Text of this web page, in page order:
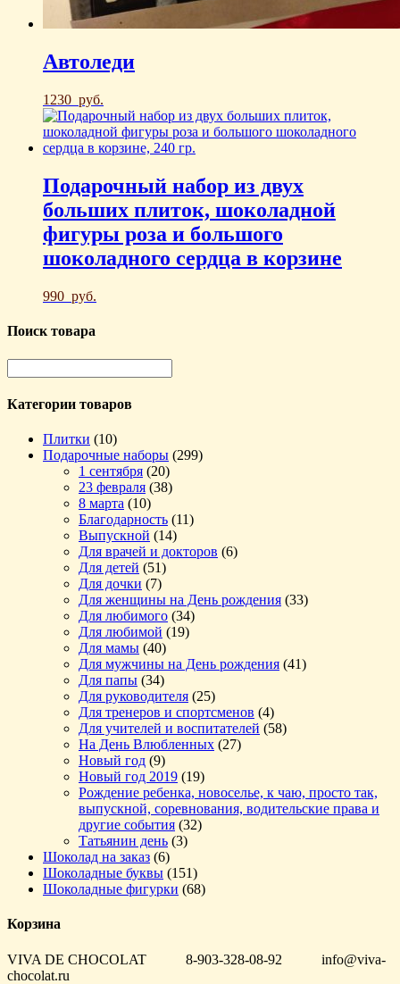
Автоледи
1230 руб.
Подарочный набор из двух
больших плиток, шоколадной
фигуры роза и большого
шоколадного сердца в корзине
990 руб.
Поиск товара
Категории товаров
Плитки (10)
Подарочные наборы (299)
1 сентября (20)
23 февраля (38)
8 марта (10)
Благодарность (11)
Выпускной (14)
Для врачей и докторов (6)
Для детей (51)
Для дочки (7)
Для женщины на День рождения (33)
Для любимого (34)
Для любимой (19)
Для мамы (40)
Для мужчины на День рождения (41)
Для папы (34)
Для руководителя (25)
Для тренеров и спортсменов (4)
Для учителей и воспитателей (58)
На День Влюбленных (27)
Новый год (9)
Новый год 2019 (19)
Рождение ребенка, новоселье, к чаю, просто так,
выпускной, соревнования, водительские права и
другие события (32)
Татьянин день (3)
Шоколад на заказ (6)
Шоколадные буквы (151)
Шоколадные фигурки (68)
Корзина
VIVA DE CHOCOLAT 8-903-328-08-92 info@viva-
chocolat.ru